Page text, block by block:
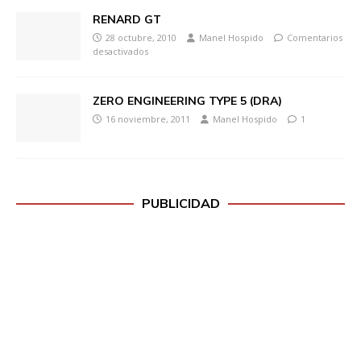
RENARD GT
28 octubre, 2010 Manel Hospido
Comentarios
desactivados
ZERO ENGINEERING TYPE 5 (DRA)
16 noviembre, 2011 Manel Hospido 1
PUBLICIDAD